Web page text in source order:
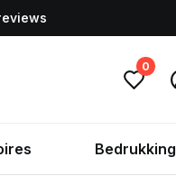
0
Bedrukking